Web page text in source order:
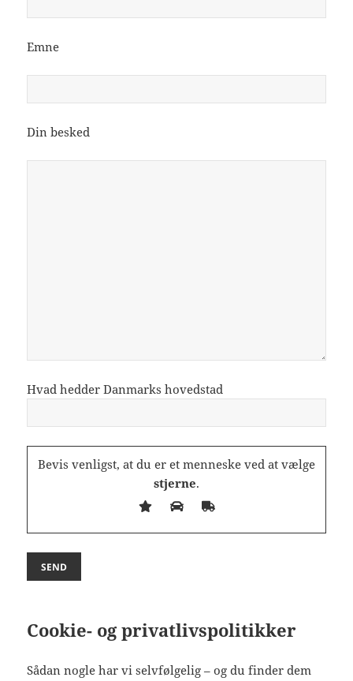
Emne
Din besked
Hvad hedder Danmarks hovedstad
Bevis venligst, at du er et menneske ved at vælge
stjerne.
Cookie- og privatlivspolitikker
Sådan nogle har vi selvfølgelig – og du finder dem